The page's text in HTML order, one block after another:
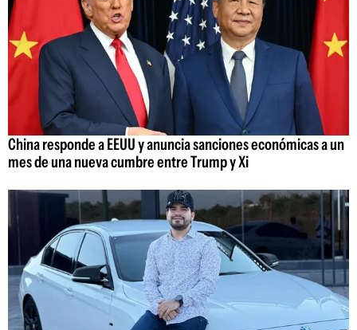
China responde a EEUU y anuncia sanciones económicas a un
mes de una nueva cumbre entre Trump y Xi